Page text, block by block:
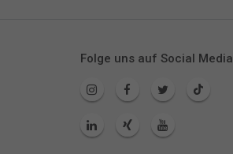
Folge uns auf Social Media